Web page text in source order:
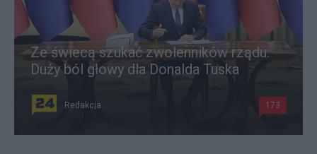
Ze świecą szukać zwolenników rządu.
Duży ból głowy dla Donalda Tuska
Redakcja 173